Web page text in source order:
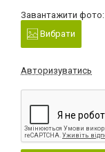
Завантажити фото:
Вибрати
Авторизуватись